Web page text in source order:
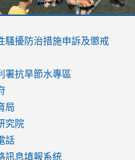
watch?
watch?
watch?
騷擾防治措施申訴及懲戒
署抗旱節水專區
局
究院
話
訊息填報系統